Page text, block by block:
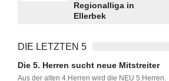
Regionalliga in
Ellerbek
DIE LETZTEN 5
Die 5. Herren sucht neue Mitstreiter
Aus der alten 4.Herren wird die NEU 5.Herren.